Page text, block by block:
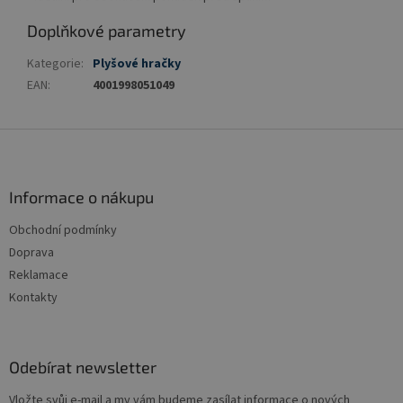
Doplňkové parametry
Kategorie: Plyšové hračky
EAN: 4001998051049
Informace o nákupu
Obchodní podmínky
Doprava
Reklamace
Kontakty
Odebírat newsletter